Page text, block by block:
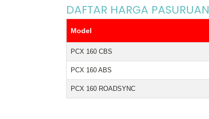
DAFTAR HARGA PASURUAN
Model
PCX 160 CBS
PCX 160 ABS
PCX 160 ROADSYNC